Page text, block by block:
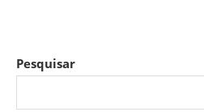
Pesquisar